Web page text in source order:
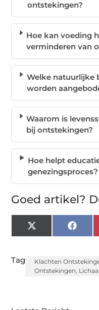
ontstekingen?
Hoe kan voeding
verminderen van
Welke natuurlijke
worden
Waarom is
bij ontstekingen?
Hoe helpt
genezingsproces?
Goed artikel?
X
(Twitter)
Tags: Klachten
Ontstekingen,